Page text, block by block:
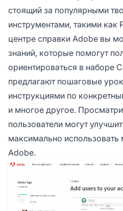
стоящий за популярными
инструментами, такими как
центре справки Adobe вы
знаний, которые помогут
ориентироваться в наборе
предлагают пошаговые
инструкциями по
и многое другое.
пользователи могут
максимально
Adobe.